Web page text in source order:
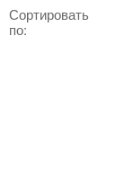
Сортировать
по: